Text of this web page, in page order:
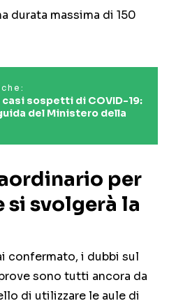
durata massima di 150
casi sospetti di COVID-19:
del Ministero della
per
si svolgerà la
confermato, i dubbi sul
sono tutti ancora da
di utilizzare le aule di